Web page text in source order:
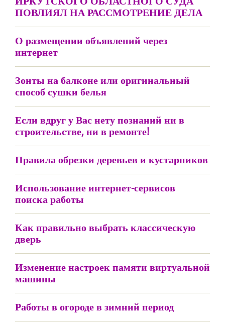
ПОВЛИЯЛ НА РАССМОТРЕНИЕ ДЕЛА
О размещении объявлений через
интернет
Зонты на балконе или оригинальный
способ сушки белья
Если вдруг у Вас нету познаний ни в
строительстве, ни в ремонте!
Правила обрезки деревьев и кустарников
Использование интернет-сервисов
поиска работы
Как правильно выбрать классическую
дверь
Изменение настроек памяти виртуальной
машины
Работы в огороде в зимний период